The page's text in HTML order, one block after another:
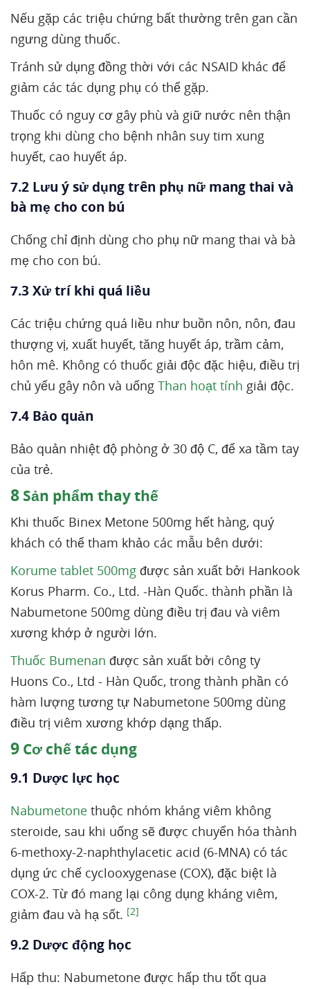
Nếu gặp các triệu chứng bất thường trên gan cần
ngưng dùng thuốc.
Tránh sử dụng đồng thời với các NSAID khác để
giảm các tác dụng phụ có thể gặp.
Thuốc có nguy cơ gây phù và giữ nước nên thận
trọng khi dùng cho bệnh nhân suy tim xung
huyết, cao huyết áp.
7.2 Lưu ý sử dụng trên phụ nữ mang thai và
bà mẹ cho con bú
Chống chỉ định dùng cho phụ nữ mang thai và bà
mẹ cho con bú.
7.3 Xử trí khi quá liều
Các triệu chứng quá liều như buồn nôn, nôn, đau
thượng vị, xuất huyết, tăng huyết áp, trầm cảm,
hôn mê. Không có thuốc giải độc đặc hiệu, điều trị
chủ yếu gây nôn và uống Than hoạt tính giải độc.
7.4 Bảo quản
Bảo quản nhiệt độ phòng ở 30 độ C, để xa tầm tay
của trẻ.
8 Sản phẩm thay thế
Khi thuốc Binex Metone 500mg hết hàng, quý
khách có thể tham khảo các mẫu bên dưới:
Korume tablet 500mg được sản xuất bởi Hankook
Korus Pharm. Co., Ltd. -Hàn Quốc. thành phần là
Nabumetone 500mg dùng điều trị đau và viêm
xương khớp ở người lớn.
Thuốc Bumenan được sản xuất bởi công ty
Huons Co., Ltd - Hàn Quốc, trong thành phần có
hàm lượng tương tự Nabumetone 500mg dùng
điều trị viêm xương khớp dạng thấp.
9 Cơ chế tác dụng
9.1 Dược lực học
Nabumetone thuộc nhóm kháng viêm không
steroide, sau khi uống sẽ được chuyển hóa thành
6-methoxy-2-naphthylacetic acid (6-MNA) có tác
dụng ức chế cyclooxygenase (COX), đặc biệt là
COX-2. Từ đó mang lại công dụng kháng viêm,
giảm đau và hạ sốt. [2]
9.2 Dược động học
Hấp thu: Nabumetone được hấp thu tốt qua